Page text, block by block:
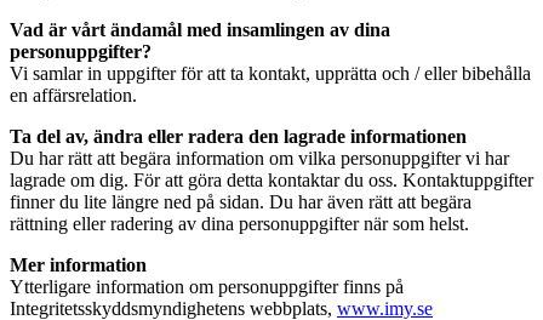
Vad är vårt ändamål med insamlingen av dina
personuppgifter?
Vi samlar in uppgifter för att ta kontakt, upprätta och / eller bibehålla
en affärsrelation.
Ta del av, ändra eller radera den lagrade informationen
Du har rätt att begära information om vilka personuppgifter vi har
lagrade om dig. För att göra detta kontaktar du oss. Kontaktuppgifter
finner du lite längre ned på sidan. Du har även rätt att begära
rättning eller radering av dina personuppgifter när som helst.
Mer information
Ytterligare information om personuppgifter finns på
Integritetsskyddsmyndighetens webbplats, www.imy.se